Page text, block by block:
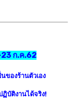
ก.ค.62
นของร้านตัวเอง
บัติงานได้จริง!